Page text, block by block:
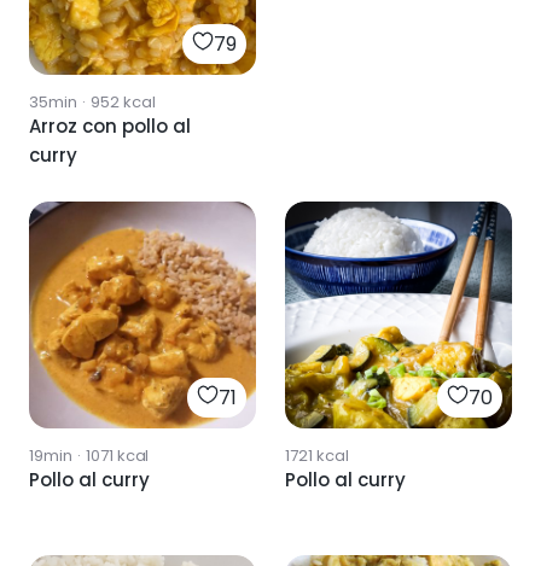
79
35min · 952kcal
Arroz con pollo al
curry
71
19min · 1071 kcal
Pollo al curry
70
1721 kcal
Pollo al curry